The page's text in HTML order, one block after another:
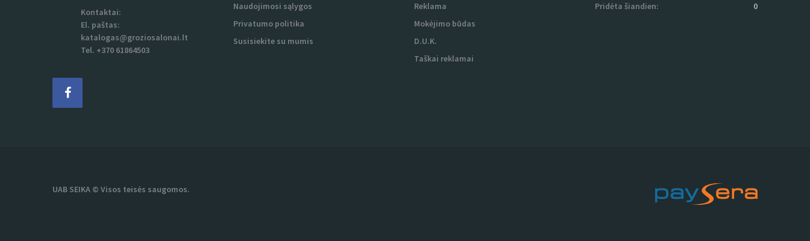
Kontaktai:
El. paštas:
katalogas@groziosalonai.lt
Tel. +370 61864503
Naudojimosi sąlygos
Privatumo politika
Susisiekite su mumis
Reklama
Mokėjimo būdas
D.U.K.
Taškai reklamai
Pridėta šiandien:
0
UAB SEIKA © Visos teisės saugomos.